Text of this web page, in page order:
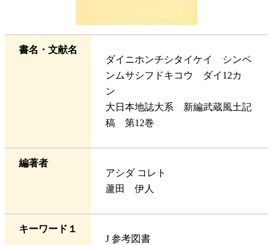
書名・文献名
ダイニホンチシタイケイ シンペ
ンムサシフドキコウ ダイ12カ
ン
大日本地誌大系 新編武蔵風土記
稿 第12巻
編著者
アシダ コレト
蘆田 伊人
キーワード１
J 参考図書